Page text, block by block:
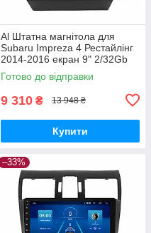
Al Штатна магнітола для
Subaru Impreza 4 Рестайлінг
2014-2016 екран 9" 2/32Gb
4G Wi-Fi GPS Top Android
Готово до відправки
9 310 ₴ 13 948 ₴
Купити
–33%